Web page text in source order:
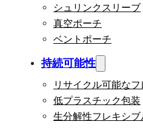
シュリンクスリーブ
真空ポーチ
ベントポーチ
持続可能性
リサイクル可能な
低プラスチック包装
生分解性フレキシ